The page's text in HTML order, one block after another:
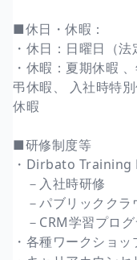
■休日・休暇：
・休日：日曜日（
・休暇：夏期休暇
弔休暇、 入社時特
休暇
■研修制度等
・Dirbato
－入社時研修
－パブリックク
－CRM学習プロ
・各種ワークショ